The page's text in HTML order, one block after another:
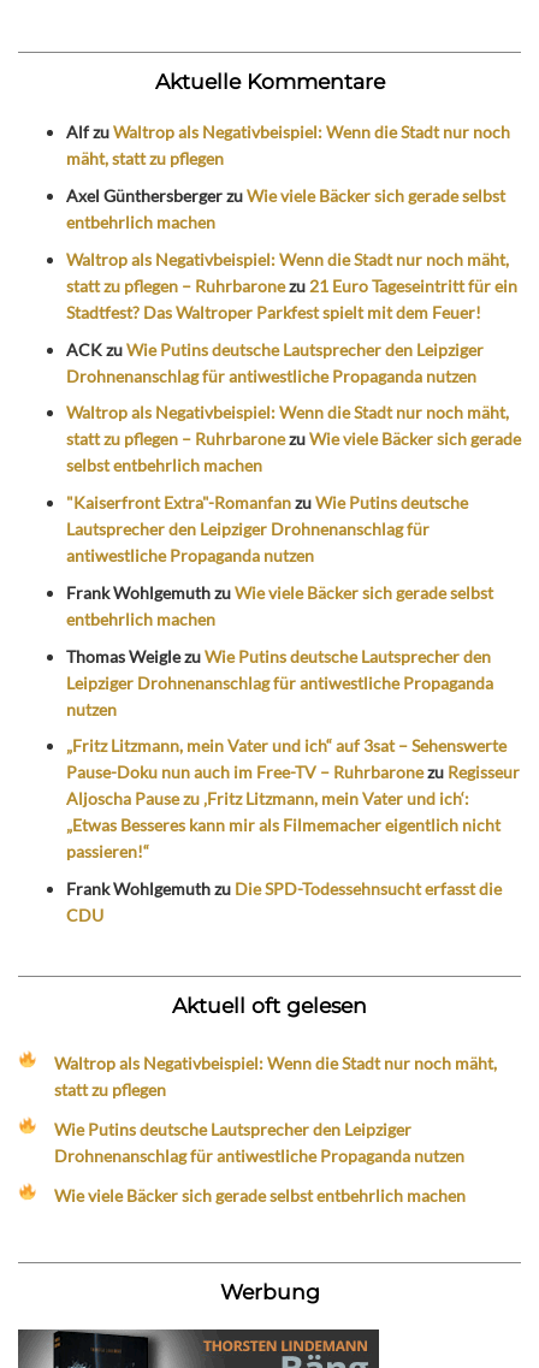
Aktuelle Kommentare
AlfzuWaltrop als Negativbeispiel: Wenn die Stadt nur noch
mäht, statt zu pflegen
Axel GünthersbergerzuWie viele Bäcker sich gerade selbst
entbehrlich machen
Waltrop als Negativbeispiel: Wenn die Stadt nur noch mäht,
statt zu pflegen – Ruhrbaronezu 21 Euro Tageseintritt für ein
Stadtfest? Das Waltroper Parkfest spielt mit dem Feuer!
ACKzuWie Putins deutsche Lautsprecher den Leipziger
Drohnenanschlag für antiwestliche Propaganda nutzen
Waltrop als Negativbeispiel: Wenn die Stadt nur noch mäht,
statt zu pflegen – RuhrbaronezuWie viele Bäcker sich gerade
selbst entbehrlich machen
"Kaiserfront Extra"-RomanfanzuWie Putins deutsche
Lautsprecher den Leipziger Drohnenanschlag für
antiwestliche Propaganda nutzen
Frank WohlgemuthzuWie viele Bäcker sich gerade selbst
entbehrlich machen
Thomas WeiglezuWie Putins deutsche Lautsprecher den
Leipziger Drohnenanschlag für antiwestliche Propaganda
nutzen
„Fritz Litzmann, mein Vater und ich“ auf 3sat – Sehenswerte
Pause-Doku nun auch im Free-TV – Ruhrbaronezu Regisseur
Aljoscha Pause zu ‚Fritz Litzmann, mein Vater und ich‘:
„Etwas Besseres kann mir als Filmemacher eigentlich nicht
passieren!“
Frank Wohlgemuthzu Die SPD-Todessehnsucht erfasst die
CDU
Aktuell oft gelesen
Waltrop als Negativbeispiel: Wenn die Stadt nur noch mäht,
statt zu pflegen
Wie Putins deutsche Lautsprecher den Leipziger
Drohnenanschlag für antiwestliche Propaganda nutzen
Wie viele Bäcker sich gerade selbst entbehrlich machen
Werbung